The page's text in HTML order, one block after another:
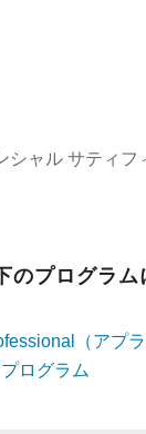
シャル サティフ
のプログラ
（アプ
プログラム